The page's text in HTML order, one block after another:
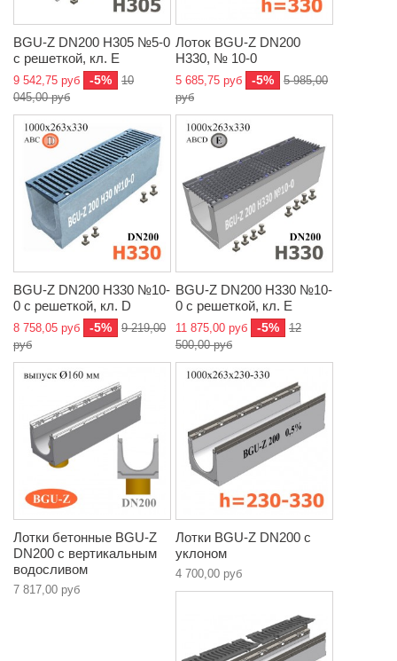
BGU-Z DN200 H305 №5-0
с решеткой, кл. E
9 542,75 руб -5%
10
045,00 руб
Лоток BGU-Z DN200
H330, № 10-0
5 685,75 руб -5%
5 985,00
руб
BGU-Z DN200 H330 №10-
0 с решеткой, кл. D
8 758,05 руб -5%
9 219,00
руб
BGU-Z DN200 H330 №10-
0 с решеткой, кл. E
11 875,00 руб -5%
12
500,00 руб
Лотки бетонные BGU-Z
DN200 с вертикальным
водосливом
7 817,00 руб
Лотки BGU-Z DN200 с
уклоном
4 700,00 руб